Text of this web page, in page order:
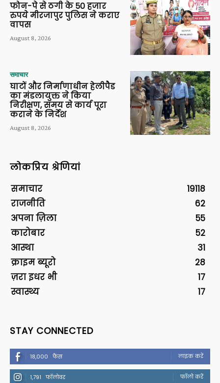
फोन-पे से ठगी के 50 हजार
रुपये मीरजापुर पुलिस ने कराए
वापस
August 8, 2026
समाचार
घाटों और निर्माणाधीन हेलीपैड
का मंडलायुक्त ने किया
निरीक्षण, समय से कार्य पूरा
कराने के निर्देश
August 8, 2026
लोकप्रिय श्रेणियां
समाचार
19118
राजनीति
62
अपना ज़िला
55
कारोबार
52
आस्था
31
क्राइम ब्यूरो
28
ज़रा इधर भी
17
स्वास्थ्य
17
STAY CONNECTED
18,000 फैंस लाइक करें
1,791 फॉलोवर फॉलो करें